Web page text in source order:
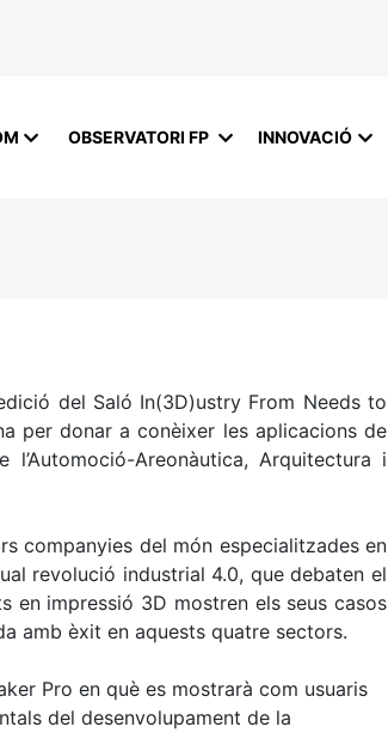
OBSERVATORI FP INNOVACIÓ
del Saló In(3D)ustry From Needs to
per donar a conèixer les aplicacions de
Areonàutica, Arquitectura i
companyies del món especialitzades en
revolució industrial 4.0, que debaten el
impressió 3D mostren els seus casos
amb èxit en aquests quatre sectors.
Pro en què es mostrarà com usuaris
del desenvolupament de la